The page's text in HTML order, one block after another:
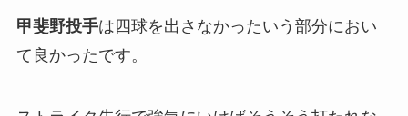
甲斐野投手は四球を出さなかったいう部分におい
て良かったです。